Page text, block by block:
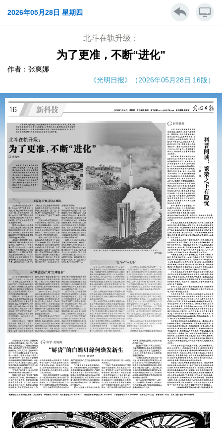
2026年05月28日 星期四
北斗在轨升级：
为了更准，不断“进化”
作者：张爽娜
《光明日报》（2026年05月28日 16版）